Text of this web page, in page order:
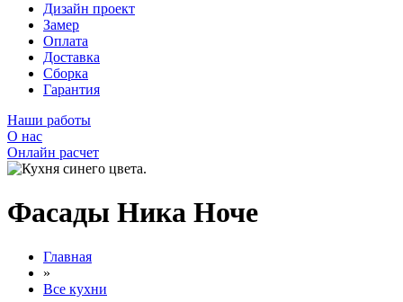
Дизайн проект
Замер
Оплата
Доставка
Сборка
Гарантия
Наши работы
О нас
Онлайн расчет
Фасады Ника Ноче
Главная
»
Все кухни